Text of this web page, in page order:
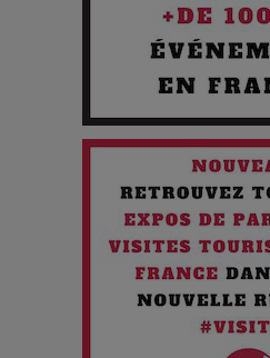
Les 3 meilleures destinations
Quand l'Opéra Rencontre l'IA :
Paradoxe qui Chante le Futur
Chien 51 - Quand l’IA prend le
Maïra Kerey, la “voix d’or du